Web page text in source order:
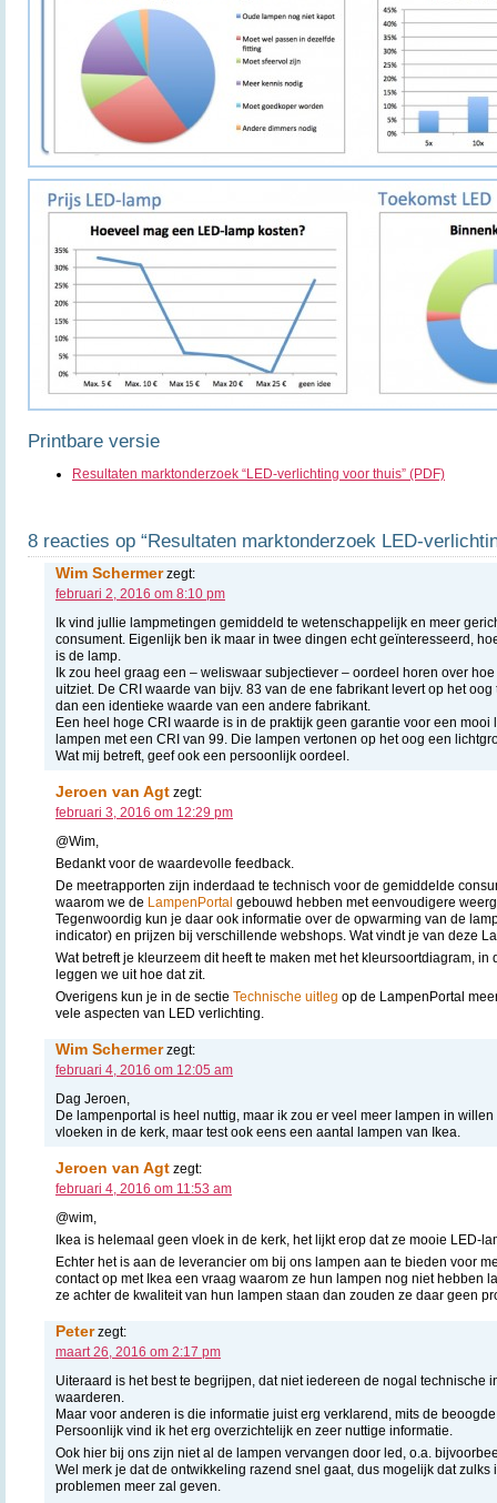
Printbare versie
Resultaten marktonderzoek “LED-verlichting voor thuis” (PDF)
8 reacties op “Resultaten marktonderzoek LED-
Wim Schermerzegt:
februari 2, 2016 om 8:10 pm
Ik vind jullie lampmetingen gemiddeld te wetenschappelijk en meer
consument. Eigenlijk ben ik maar in twee dingen echt geïnteresseerd,
is de lamp.
Ik zou heel graag een – weliswaar subjectiever – oordeel horen over
uitziet. De CRI waarde van bijv. 83 van de ene fabrikant levert op het
dan een identieke waarde van een andere fabrikant.
Een heel hoge CRI waarde is in de praktijk geen garantie voor een mooi
lampen met een CRI van 99. Die lampen vertonen op het oog een
Wat mij betreft, geef ook een persoonlijk oordeel.
Jeroen van Agt zegt:
februari 3, 2016 om 12:29 pm
@Wim,
Bedankt voor de waardevolle feedback.
De meetrapporten zijn inderdaad te technisch voor de gemiddelde
waarom we de LampenPortal gebouwd hebben met eenvoudigere
Tegenwoordig kun je daar ook informatie over de opwarming van de
indicator) en prijzen bij verschillende webshops. Wat vindt je van deze
Wat betreft je kleurzeem dit heeft te maken met het kleursoortdiagram, in
leggen we uit hoe dat zit.
Overigens kun je in de sectie Technische uitleg op de LampenPortal
vele aspecten van LED verlichting.
Wim Schermerzegt:
februari 4, 2016 om 12:05 am
Dag Jeroen,
De lampenportal is heel nuttig, maar ik zou er veel meer lampen in
vloeken in de kerk, maar test ook eens een aantal lampen van Ikea.
Jeroen van Agt zegt:
februari 4, 2016 om 11:53 am
@wim,
Ikea is helemaal geen vloek in de kerk, het lijkt erop dat ze mooie LED-
Echter het is aan de leverancier om bij ons lampen aan te bieden voor
contact op met Ikea een vraag waarom ze hun lampen nog niet hebben
ze achter de kwaliteit van hun lampen staan dan zouden ze daar geen
Peterzegt:
maart 26, 2016 om 2:17 pm
Uiteraard is het best te begrijpen, dat niet iedereen de nogal technische
waarderen.
Maar voor anderen is die informatie juist erg verklarend, mits de
Persoonlijk vind ik het erg overzichtelijk en zeer nuttige informatie.
Ook hier bij ons zijn niet al de lampen vervangen door led, o.a.
Wel merk je dat de ontwikkeling razend snel gaat, dus mogelijk dat zulks
problemen meer zal geven.